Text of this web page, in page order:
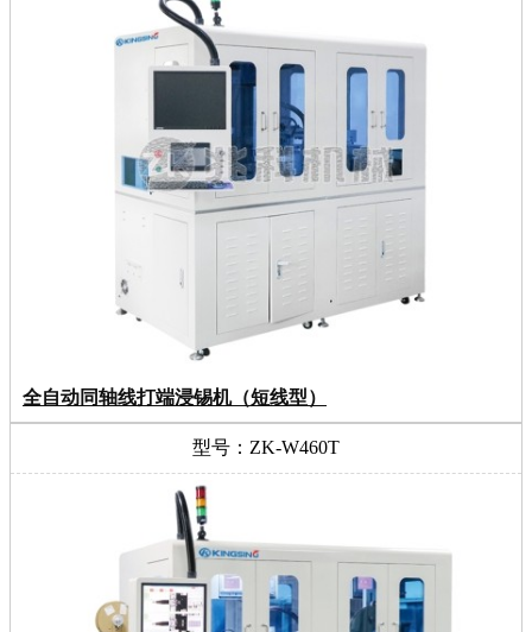
全自动同轴线打端浸锡机（短线型）
型号：ZK-W460T